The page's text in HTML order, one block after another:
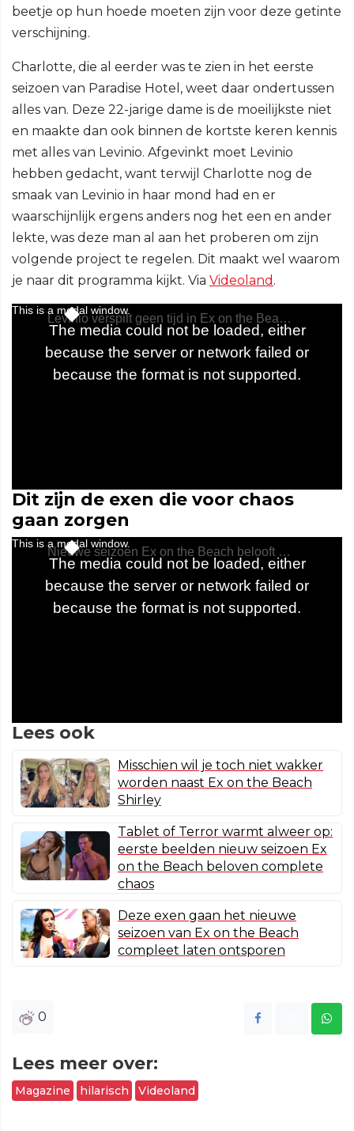
beetje op hun hoede moeten zijn voor deze getinte
verschijning.
Charlotte, die al eerder was te zien in het eerste
seizoen van Paradise Hotel, weet daar ondertussen
alles van. Deze 22-jarige dame is de moeilijkste niet
en maakte dan ook binnen de kortste keren kennis
met alles van Levinio. Afgevinkt moet Levinio
hebben gedacht, want terwijl Charlotte nog de
smaak van Levinio in haar mond had en er
waarschijnlijk ergens anders nog het een en ander
lekte, was deze man al aan het proberen om zijn
volgende project te regelen. Dit maakt wel waarom
je naar dit programma kijkt. Via Videoland .
Dit zijn de exen die voor chaos
gaan zorgen
Lees ook
Misschien wil je toch niet wakker
worden naast Ex on the Beach
Shirley
Tablet of Terror warmt alweer op:
eerste beelden nieuw seizoen Ex
on the Beach beloven complete
chaos
Deze exen gaan het nieuwe
seizoen van Ex on the Beach
compleet laten ontsporen
0
Lees meer over:
Magazine hilarisch Videoland